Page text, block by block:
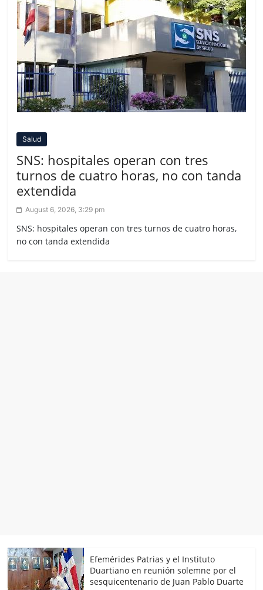
Salud
SNS: hospitales operan con tres
turnos de cuatro horas, no con tanda
extendida
August 6, 2026, 3:29 pm
SNS: hospitales operan con tres turnos de cuatro horas,
no con tanda extendida
Efemérides Patrias y el Instituto
Duartiano en reunión solemne por el
sesquicentenario de Juan Pablo Duarte